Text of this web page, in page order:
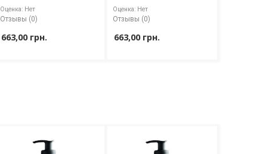
Оценка: Нет
Отзывы (0)
663,00 грн.
сухих волос
Оценка: Нет
Отзывы (0)
663,00 грн.